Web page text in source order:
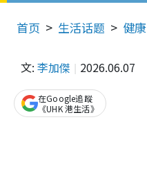
首页 生活话题 健康
文: 李加傑 2026.06.07
在Google追蹤
《UHK 港生活》